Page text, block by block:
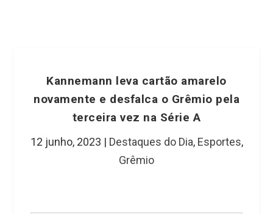
Kannemann leva cartão amarelo
novamente e desfalca o Grêmio pela
terceira vez na Série A
12 junho, 2023 | Destaques do Dia, Esportes,
Grêmio